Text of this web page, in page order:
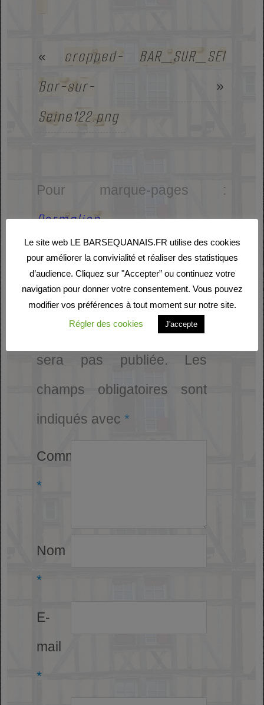
« cropped-
Bar-sur-
Seine122.png
»
Pour marque-pages :
Permalien .
Laisser un commentaire
Votre adresse e-mail ne
sera pas publiée.
Les
champs obligatoires sont
indiqués avec*
Commentaire
*
Nom
*
E-
mail
*
Le site web LE BARSEQUANAIS.FR utilise des cookies
pour améliorer la convivialité et réaliser des statistiques
d’audience. Cliquez sur "Accepter” ou continuez votre
navigation pour donner votre consentement. Vous pouvez
modifier vos préférences à tout moment sur notre site.
Régler des cookies
J'accepte